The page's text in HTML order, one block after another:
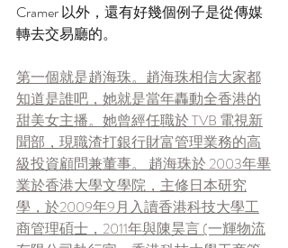
Cramer 以外，還有好幾個例子是從傳媒
轉去交易廳的。
第一個就是趙海珠。趙海珠相信大家都
知道是誰吧，她就是當年轟動全香港的
甜美女主播。她曾經任職於 TVB 電視新
聞部，現職渣打銀行財富管理業務的高
級投資顧問兼董事。 趙海珠於 2003年畢
業於香港大學文學院，主修日本研究
學，於2009年9月入讀香港科技大學工
商管理碩士，2011年與陳昊言 (一輝物流